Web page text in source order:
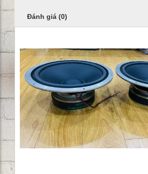
Đánh giá (0)